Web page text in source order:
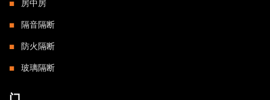
房中房
隔音隔断
防火隔断
玻璃隔断